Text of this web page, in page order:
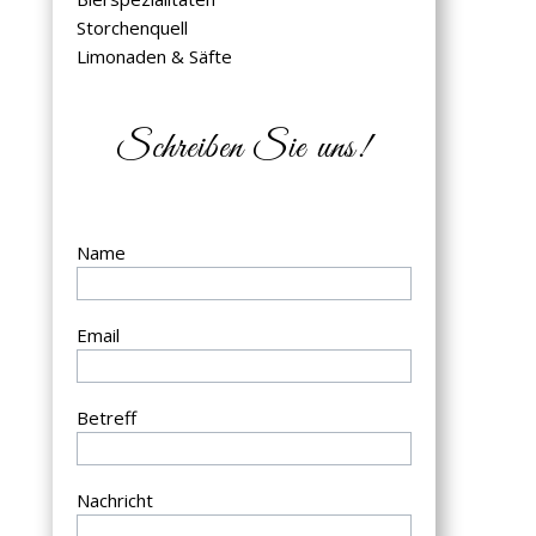
Storchenquell
Limonaden & Säfte
Schreiben Sie uns!
Name
Email
Betreff
Nachricht